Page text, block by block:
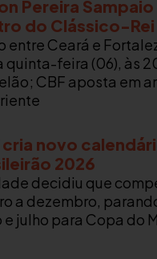
Pereira Sampaio
do Clássico-Rei
entre Ceará e
quinta-feira (06), às
CBF aposta em
cria novo
2026
decidiu que
a dezembro,
e julho para Copa do